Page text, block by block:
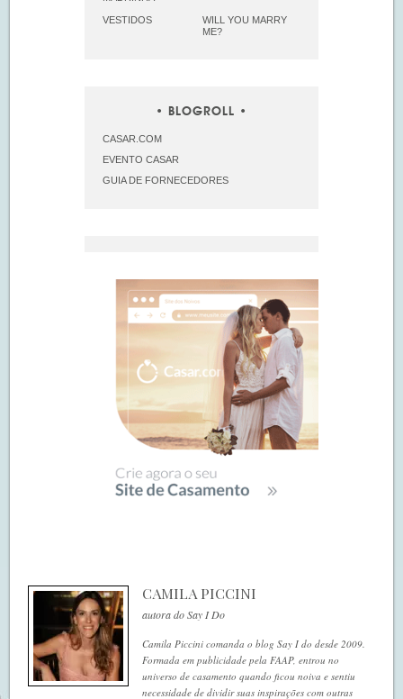
VESTIDOS
WILL YOU MARRY
ME?
BLOGROLL
CASAR.COM
EVENTO CASAR
GUIA DE FORNECEDORES
CAMILA PICCINI
autora do Say I Do
Camila Piccini comanda o blog Say I do desde 2009.
Formada em publicidade pela FAAP, entrou no
universo de casamento quando ficou noiva e sentiu
necessidade de dividir suas inspirações com outras